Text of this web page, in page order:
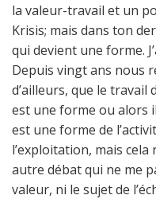
la valeur-travail et un
Krisis; mais dans ton
qui devient une forme.
Depuis vingt ans nous
d’ailleurs, que le travail
est une forme ou alors
est une forme de
l’exploitation, mais
autre débat qui ne me
valeur, ni le sujet de